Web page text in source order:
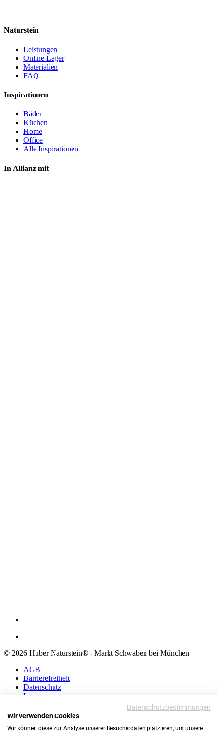
Naturstein
Leistungen
Online Lager
Materialien
FAQ
Inspirationen
Bäder
Küchen
Home
Office
Alle Inspirationen
In Allianz mit
© 2026 Huber Naturstein® - Markt Schwaben bei München
AGB
Barrierefreiheit
Datenschutz
Impressum
Barrierefreiheit
Datenschutz
Datenschutzbestimmungen
Wir verwenden Cookies
Wir können diese zur Analyse unserer Besucherdaten platzieren, um unsere